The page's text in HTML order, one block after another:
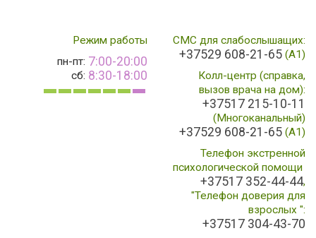
Режим работы
пн-пт: 7:00-20:00
сб: 8:30-18:00
СМС для слабослышащих:
+37529 608-21-65 (А1)
Колл-центр (справка,
вызов врача на дом):
+37517 215-10-11
(Многоканальный)
+37529 608-21-65 (A1)
Телефон экстренной
психологической помощи
+37517 352-44-44,
"Телефон доверия для
взрослых ":
+37517 304-43-70